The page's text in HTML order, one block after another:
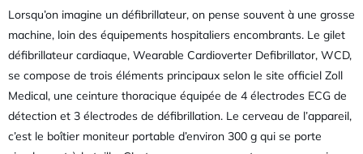
Lorsqu’on imagine un défibrillateur, on pense souvent à une grosse
machine, loin des équipements hospitaliers encombrants. Le gilet
défibrillateur cardiaque, Wearable Cardioverter Defibrillator, WCD,
se compose de trois éléments principaux selon le site officiel Zoll
Medical, une ceinture thoracique équipée de 4 électrodes ECG de
détection et 3 électrodes de défibrillation. Le cerveau de l’appareil,
c’est le boîtier moniteur portable d’environ 300 g qui se porte